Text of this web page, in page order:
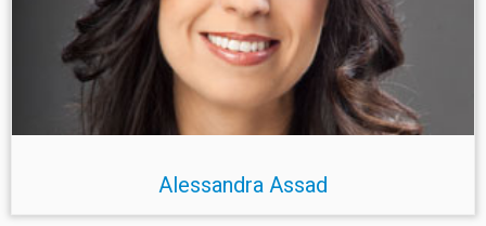
Alessandra Assad